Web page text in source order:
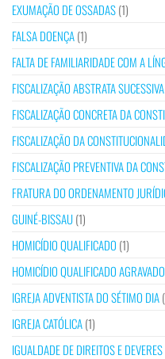
EXUMAÇÃO DE OSSADAS(1)
FALSA DOENÇA(1)
FALTA DE FAMILIARIDADE COM A
FISCALIZAÇÃO ABSTRATA SUCESSIVA
FISCALIZAÇÃO CONCRETA DA
FISCALIZAÇÃO DA
FISCALIZAÇÃO PREVENTIVA DA
FRATURA DO ORDENAMENTO
GUINÉ-BISSAU(1)
HOMICÍDIO QUALIFICADO (1)
HOMICÍDIO QUALIFICADO AGRAVADO
IGREJA ADVENTISTA DO SÉTIMO DIA
IGREJA CATÓLICA(1)
IGUALDADE DE DIREITOS E DEVERES